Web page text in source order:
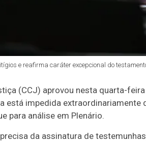
e reafirma caráter excepcional do
(CCJ) aprovou nesta quarta-
está impedida extraordinariamente
para análise em Plenário.
da assinatura de